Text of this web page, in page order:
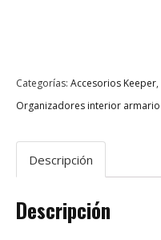
Categorías: Accesorios Keeper,
Organizadores interior armario
Descripción
Descripción